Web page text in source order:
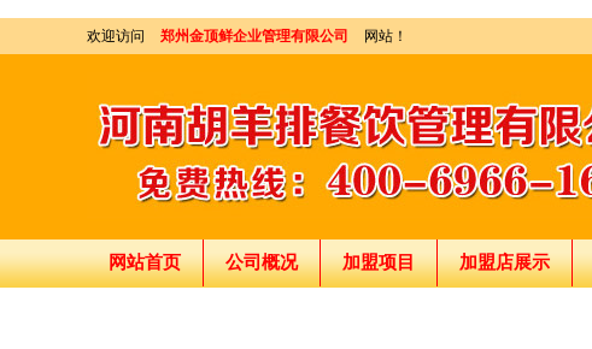
欢迎访问 郑州金顶鲜企业管理有限公司 网站！
网站首页 公司概况 加盟项目 加盟店展示